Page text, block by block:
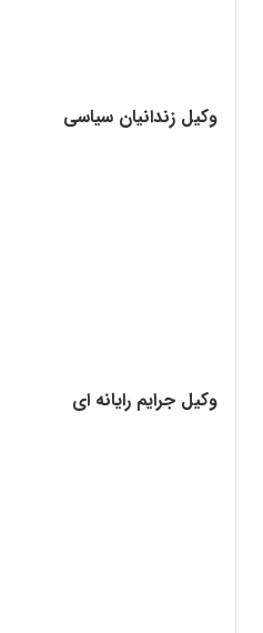
وکیل زندانیان سیاسی
وکیل جرایم رایانه ای